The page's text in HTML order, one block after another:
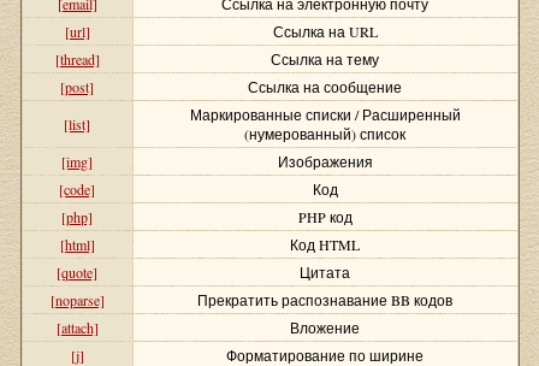
[url]
Ссылка на URL
[thread]
Ссылка на тему
[post]
Ссылка на сообщение
[list]
Маркированные списки / Расширенный
(нумерованный) список
[img]
Изображения
[code]
Код
[php]
PHP код
[html]
Код HTML
[quote]
Цитата
[noparse]
Прекратить распознавание BB кодов
[attach]
Вложение
[j]
Форматирование по ширине